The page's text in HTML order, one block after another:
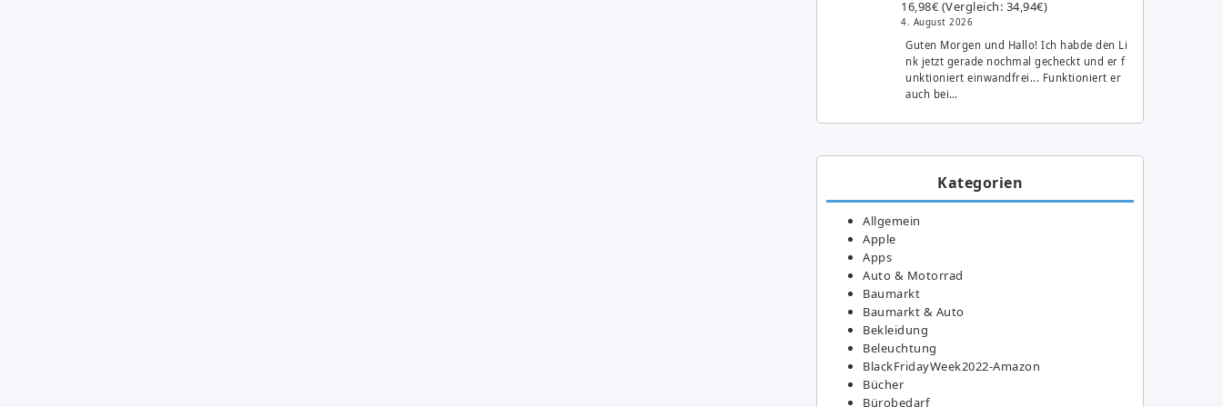
16,98€ (Vergleich: 34,94€)
4. August 2026
Guten Morgen und Hallo! Ich habde den Li
nk jetzt gerade nochmal gecheckt und er f
unktioniert einwandfrei... Funktioniert er
auch bei…
Kategorien
Allgemein
Apple
Apps
Auto & Motorrad
Baumarkt
Baumarkt & Auto
Bekleidung
Beleuchtung
BlackFridayWeek2022-Amazon
Bücher
Bürobedarf